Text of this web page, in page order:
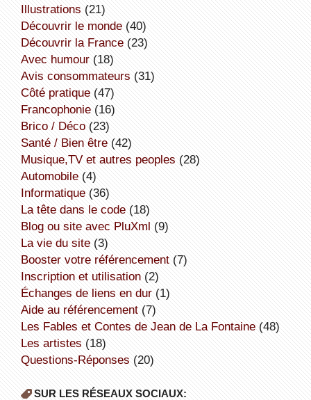
illustrations (21)
découvrir le monde(40)
découvrir la France(23)
avec humour(18)
avis consommateurs (31)
côté pratique(47)
Francophonie(16)
Brico / Déco(23)
Santé / Bien être(42)
Musique,TV et autres peoples (28)
Automobile(4)
informatique(36)
la tête dans le code(18)
Blog ou site avec PluXml (9)
la vie du site(3)
booster votre référencement(7)
inscription et utilisation(2)
échanges de liens en dur(1)
aide au référencement(7)
Les Fables et Contes de Jean de La Fontaine(48)
Les artistes (18)
Questions-Réponses (20)
SUR LES RÉSEAUX SOCIAUX: